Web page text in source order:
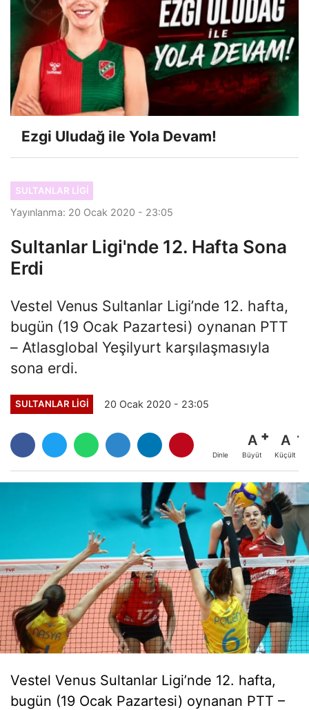
Ezgi Uludağ ile Yola Devam!
SULTANLAR LIGI
Yayınlanma: 20 Ocak 2020 - 23:05
Sultanlar Ligi'nde 12. Hafta Sona
Erdi
Vestel Venus Sultanlar Ligi’nde 12. hafta,
bugün (19 Ocak Pazartesi) oynanan PTT
– Atlasglobal Yeşilyurt karşılaşmasıyla
sona erdi.
SULTANLAR LIGI 20 Ocak 2020 - 23:05
Dinle
A
Büyüt
A
Küçült
Vestel Venus Sultanlar Ligi’nde 12. hafta,
bugün (19 Ocak Pazartesi) oynanan PTT –